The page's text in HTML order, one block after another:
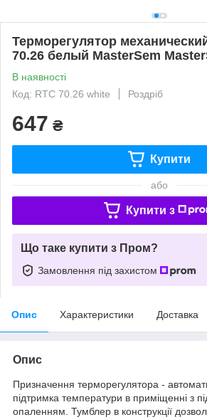
Терморегулятор
70.26 белый MasterSem
В наявності
Код: RTC 70.26 white
Роздріб
647 ₴
Купити
або
Купити з
Що таке купити з Пром?
Замовлення під захистом
Опис Характеристики Доставка
Опис
Призначення терморегулятора -
підтримка температури в приміщенні з
опаленням. Тумблер в конструкції